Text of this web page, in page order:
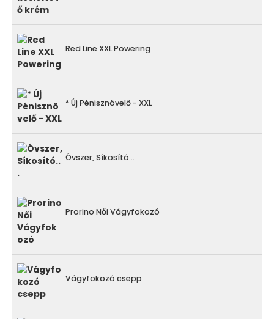
Red Line XXL Powering
* Új Pénisznövelő - XXL
Óvszer, Síkosító...
Prorino Női Vágyfokozó
Vágyfokozó csepp